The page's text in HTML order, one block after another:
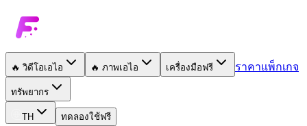
🔥 วิดีโอเอไอ 🔥 ภาพเอไอ เครื่องมือฟรี ราคาแพ็กเกจ
ทรัพยากร
TH
ทดลองใช้ฟรี